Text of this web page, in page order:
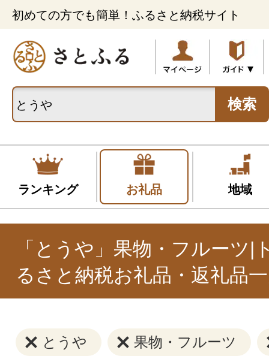
初めての方でも簡単！ふるさと納税サイト
検索
ランキング お礼品 地域
「とうや」果物・フルーツ|
るさと納税お礼品・返礼品
とうや 果物・フルーツ